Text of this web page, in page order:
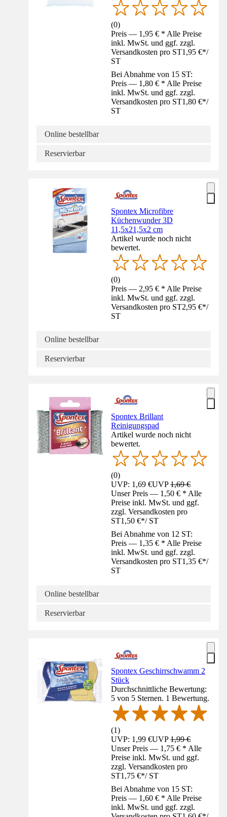
(0)
Preis — 1,95 € * Alle Preise
inkl. MwSt. und ggf. zzgl.
Versandkosten pro ST1,95 €*/
ST
Bei Abnahme von 15 ST:
Preis — 1,80 € * Alle Preise
inkl. MwSt. und ggf. zzgl.
Versandkosten pro ST1,80 €*/
ST
Online bestellbar
Reservierbar
Spontex Microfibre
Küchenwunder 3D
11,5x21,5x2 cm
Artikel wurde noch nicht
bewertet.
(0)
Preis — 2,95 € * Alle Preise
inkl. MwSt. und ggf. zzgl.
Versandkosten pro ST2,95 €*/
ST
Online bestellbar
Reservierbar
Spontex Brillant
Reinigungspad
Artikel wurde noch nicht
bewertet.
(0)
UVP: 1,69 €UVP1,69 €
Unser Preis — 1,50 € * Alle
Preise inkl. MwSt. und ggf.
zzgl. Versandkosten pro
ST1,50 €*/ ST
Bei Abnahme von 12 ST:
Preis — 1,35 € * Alle Preise
inkl. MwSt. und ggf. zzgl.
Versandkosten pro ST1,35 €*/
ST
Online bestellbar
Reservierbar
Spontex Geschirrschwamm 2
Stück
Durchschnittliche Bewertung:
5 von 5 Sternen. 1 Bewertung.
(1)
UVP: 1,99 €UVP1,99 €
Unser Preis — 1,75 € * Alle
Preise inkl. MwSt. und ggf.
zzgl. Versandkosten pro
ST1,75 €*/ ST
Bei Abnahme von 15 ST:
Preis — 1,60 € * Alle Preise
inkl. MwSt. und ggf. zzgl.